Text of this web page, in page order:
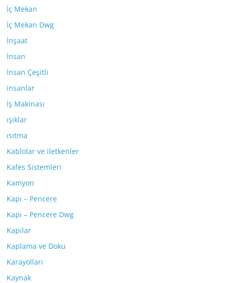
İç Mekan
İç Mekan Dwg
İnşaat
İnsan
İnsan Çeşitli
insanlar
İş Makinası
ışıklar
ısıtma
Kablolar ve iletkenler
Kafes Sistemleri
Kamyon
Kapı – Pencere
Kapı – Pencere Dwg
Kapılar
Kaplama ve Doku
Karayolları
Kaynak